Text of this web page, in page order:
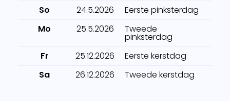
So
24.5.2026
Eerste pinksterdag
Mo
25.5.2026 Tweede
pinksterdag
Fr
25.12.2026
Eerste kerstdag
Sa
26.12.2026 Tweede kerstdag